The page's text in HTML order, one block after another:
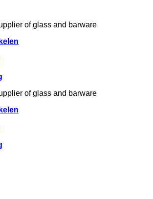
of glass and barware
of glass and barware